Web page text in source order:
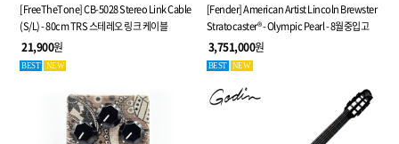
[FreeTheTone] CB-5028 Stereo Link Cable
(S/L) - 80cm TRS 스테레오 링크 케이블
21,900원
BEST NEW
[Fender] American Artist Lincoln Brewster
Stratocaster® - Olympic Pearl - 8월중입고
3,751,000원
BEST NEW